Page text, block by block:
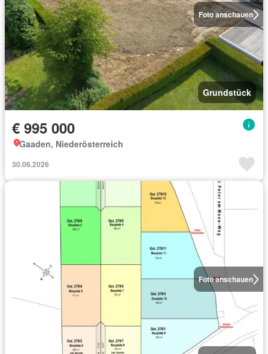
Foto anschauen
Grundstück
€ 995 000
Gaaden, Niederösterreich
30.06.2026
Foto anschauen